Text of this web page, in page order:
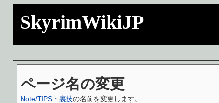
SkyrimWikiJP
ページ名の変更
Note/TIPS・裏技の名前を変更します。